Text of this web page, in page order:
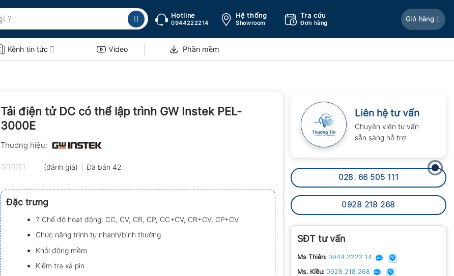
Hotline
0944222214
Hệ thống
Showroom
Tra cứu
Đơn hàng
Giỏ hàng
Kênh tin tức Video Phần mềm
Liên hệ tư vấn
Chuyên viên tư vấn
sẵn sàng hỗ trợ
028. 66 505 111
0928 218 268
SĐT tư vấn
Ms Thiên: 0944 2222 14
Ms. Kiều: 0928 218 268
Tải điện tử DC có thể lập trình GW Instek PEL-
3000E
Thương hiệu:
xếp
hạng
0.0
5
sao
(đánh giá) Đã bán 42
Đặc trưng
7 Chế độ hoạt động: CC, CV, CR, CP, CC+CV, CR+CV, CP+CV
Chức năng trình tự nhanh/bình thường
Khởi động mềm
Kiểm tra xả pin